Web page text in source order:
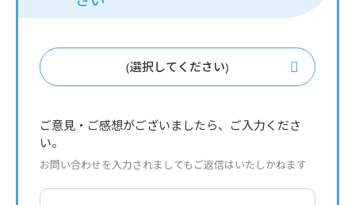
(選択してください)
ご意見・ご感想がございましたら、ご入力くださ
い。
お問い合わせを入力されましてもご返信はいたしかねます